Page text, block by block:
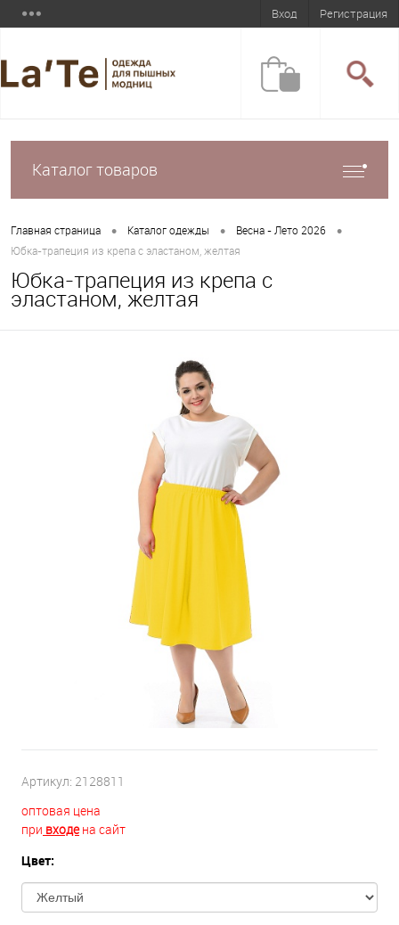
Вход Регистрация
Каталог товаров
Главная страница • Каталог одежды • Весна - Лето 2026 •
Юбка-трапеция из крепа с эластаном, желтая
Юбка-трапеция из крепа с
эластаном, желтая
Артикул: 2128811
оптовая цена
при входена сайт
Цвет: